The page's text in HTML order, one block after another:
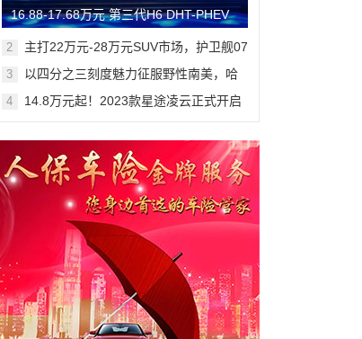
16.88-17.68万元 第三代H6 DHT-PHEV
预售来袭
2
主打22万元-28万元SUV市场，护卫舰07
3
以四分之三刻度魅力征服野性南美，哈
4
14.8万元起！2023款星途凌云正式开启